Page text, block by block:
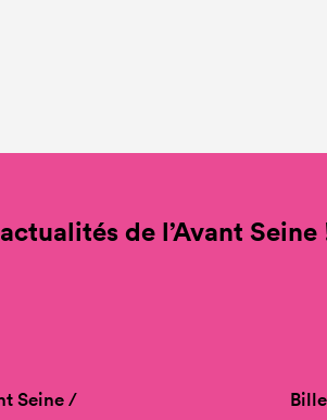
de l’Avant Seine
Seine /